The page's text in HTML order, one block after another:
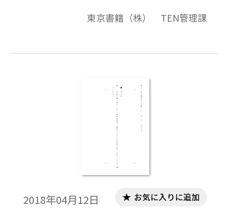
東京書籍（株） TEN管理課
2018年04月12日 お気に入りに追加